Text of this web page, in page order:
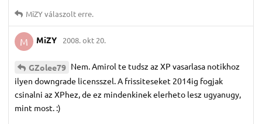
MiZYválaszolt erre.
M MiZY 2008. okt 20.
GZolee79 Nem. Amirol te tudsz az XP vasarlasa notikhoz
ilyen downgrade licensszel. A frissiteseket 2014ig fogjak
csinalni az XPhez, de ez mindenkinek elerheto lesz ugyanugy,
mint most. :)